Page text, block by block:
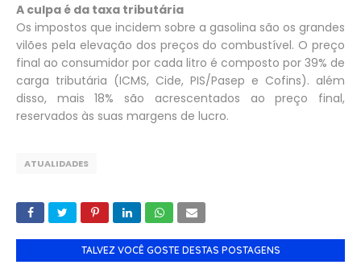
A culpa é da taxa tributária
Os impostos que incidem sobre a gasolina são os grandes
vilões pela elevação dos preços do combustível. O preço
final ao consumidor por cada litro é composto por 39% de
carga tributária (ICMS, Cide, PIS/Pasep e Cofins). além
disso, mais 18% são acrescentados ao preço final,
reservados às suas margens de lucro.
ATUALIDADES
TALVEZ VOCÊ GOSTE DESTAS POSTAGENS